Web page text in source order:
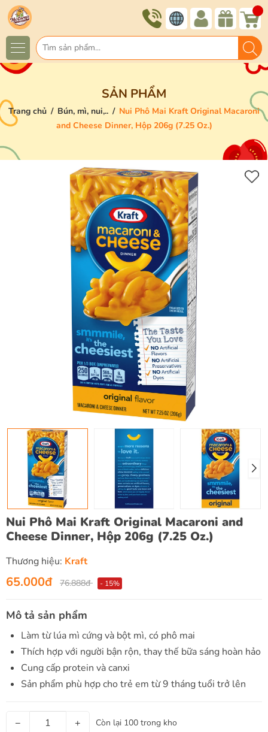
SẢN PHẨM
Trang chủ / Bún, mì, nui,.. / Nui Phô Mai Kraft Original Macaroni
and Cheese Dinner, Hộp 206g (7.25 Oz.)
Nui Phô Mai Kraft Original Macaroni and
Cheese Dinner, Hộp 206g (7.25 Oz.)
Thương hiệu: Kraft
65.000đ 76.888đ - 15%
Mô tả sản phẩm
Làm từ lúa mì cứng và bột mì, có phô mai
Thích hợp với người bận rộn, thay thế bữa sáng hoàn hảo
Cung cấp protein và canxi
Sản phẩm phù hợp cho trẻ em từ 9 tháng tuổi trở lên
− + Còn lại 100 trong kho